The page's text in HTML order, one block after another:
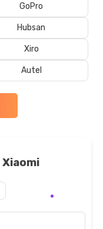
GoPro
Hubsan
Xiro
Autel
Xiaomi